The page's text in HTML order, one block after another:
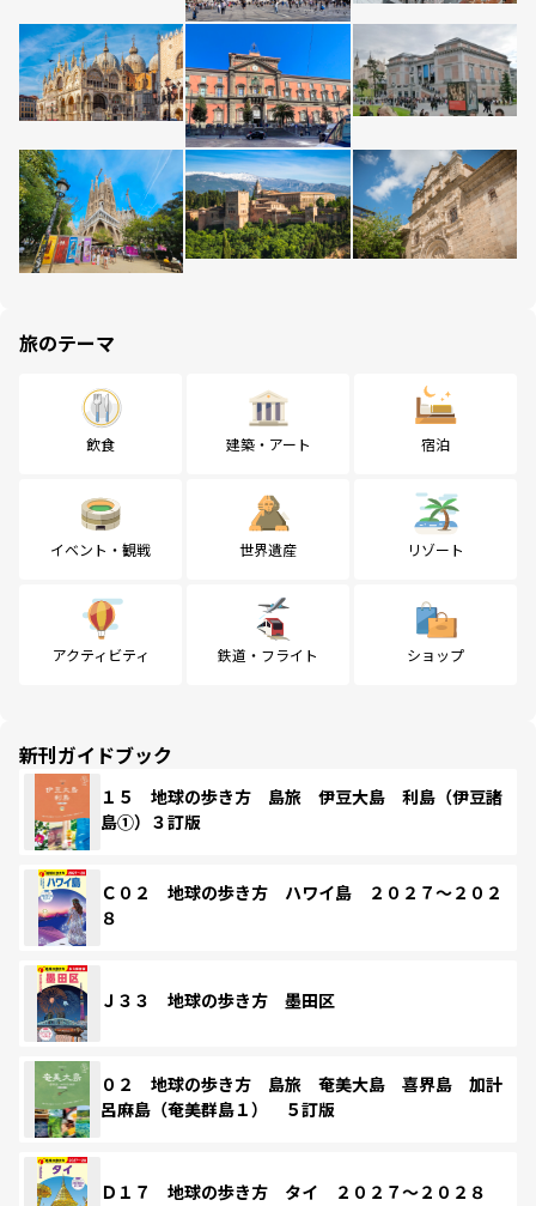
旅のテーマ
飲食 建築・アート 宿泊
イベント・観戦 世界遺産 リゾート
アクティビティ 鉄道・フライト ショップ
新刊ガイドブック
１５ 地球の歩き方 島旅 伊豆大島 利島（伊豆諸
島①）３訂版
Ｃ０２ 地球の歩き方 ハワイ島 ２０２７～２０２
８
Ｊ３３ 地球の歩き方 墨田区
０２ 地球の歩き方 島旅 奄美大島 喜界島 加計
呂麻島（奄美群島１） ５訂版
Ｄ１７ 地球の歩き方 タイ ２０２７～２０２８